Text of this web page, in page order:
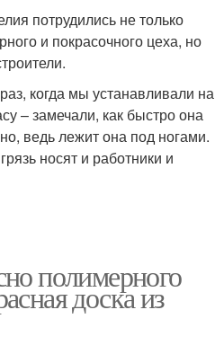
потрудились не только
и покрасочного цеха, но
когда мы устанавливали на
– замечали, как быстро она
ведь лежит она под ногами.
носят и работники и
полимерного
доска из